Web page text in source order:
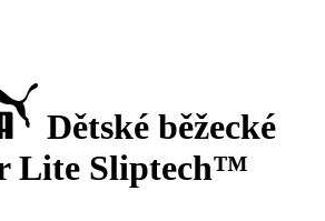
Dětské běžecké
Lite Sliptech™